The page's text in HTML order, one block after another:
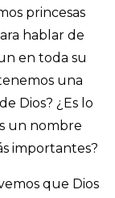
princesas
hablar de
en toda su
una
Dios? ¿Es lo
un nombre
importantes?
que Dios